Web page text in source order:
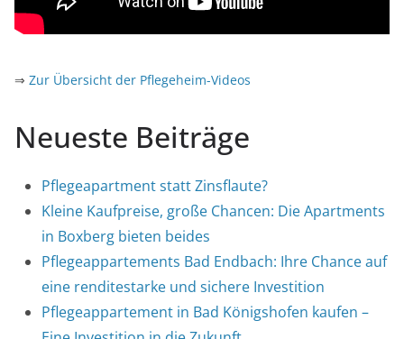
⇒ Zur Übersicht der Pflegeheim-Videos
Neueste Beiträge
Pflegeapartment statt Zinsflaute?
Kleine Kaufpreise, große Chancen: Die Apartments
in Boxberg bieten beides
Pflegeappartements Bad Endbach: Ihre Chance auf
eine renditestarke und sichere Investition
Pflegeappartement in Bad Königshofen kaufen –